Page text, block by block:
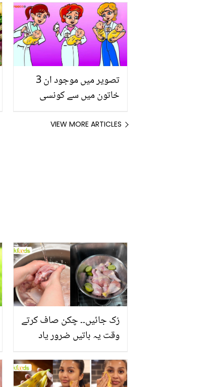
آنکھوں کے لئے نقصان دہ تو
نہیں ہیں
تصویر میں موجود ان 3
خاتون میں سے کونسی
لوگ اس پہیلی کا صحیح
VIEW MORE ARTICLES
رُک جائیں۔۔ چکن صاف کرتے
وقت یہ باتیں ضرور یاد